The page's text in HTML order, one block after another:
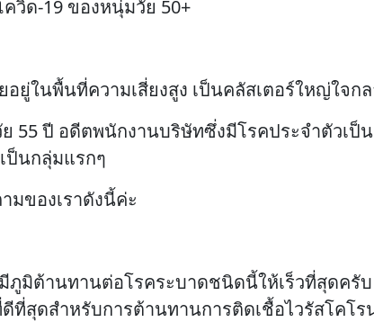
วิด-19 ของหนุ่มวัย 50+
ในพื้นที่ความเสี่ยงสูง เป็นคลัสเตอร์ใหญ่ใจกล
ปี อดีตพนักงานบริษัทซึ่งมีโรคประจำตัวเป็
ป็นกลุ่มแรกๆ
มของเราดังนี้ค่ะ
ภูมิต้านทานต่อโรคระบาดชนิดนี้ให้เร็วที่สุดครั
ที่สุดสำหรับการต้านทานการติดเชื้อไวรัสโคโ